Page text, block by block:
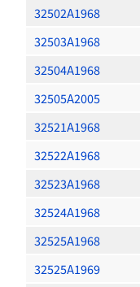
32502A1968
32503A1968
32504A1968
32505A2005
32521A1968
32522A1968
32523A1968
32524A1968
32525A1968
32525A1969